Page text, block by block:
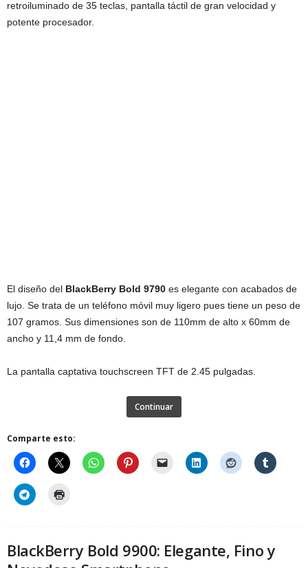
retroiluminado de 35 teclas, pantalla táctil de gran velocidad y
potente procesador.
El diseño del BlackBerry Bold 9790 es elegante con acabados de
lujo. Se trata de un teléfono móvil muy ligero pues tiene un peso de
107 gramos. Sus dimensiones son de 110mm de alto x 60mm de
ancho y 11,4 mm de fondo.
La pantalla captativa touchscreen TFT de 2.45 pulgadas.
Continuar
Comparte esto:
BlackBerry Bold 9900: Elegante, Fino y